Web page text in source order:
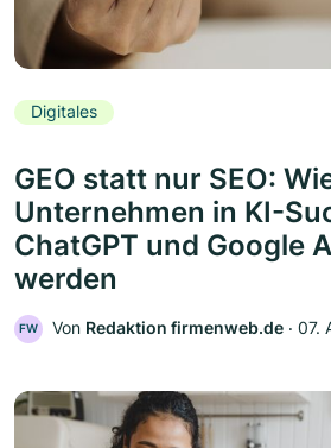
Digitales
GEO statt nur SEO:
Unternehmen in KI-
ChatGPT und Google
werden
FW Von Redaktion firmenweb.de ‧ 07.